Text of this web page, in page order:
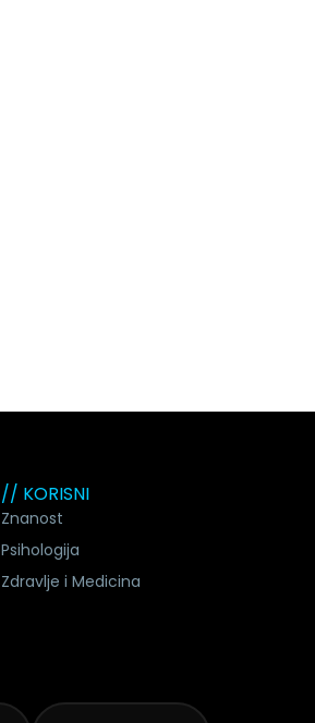
// KORISNI
Znanost
Psihologija
Zdravlje i Medicina